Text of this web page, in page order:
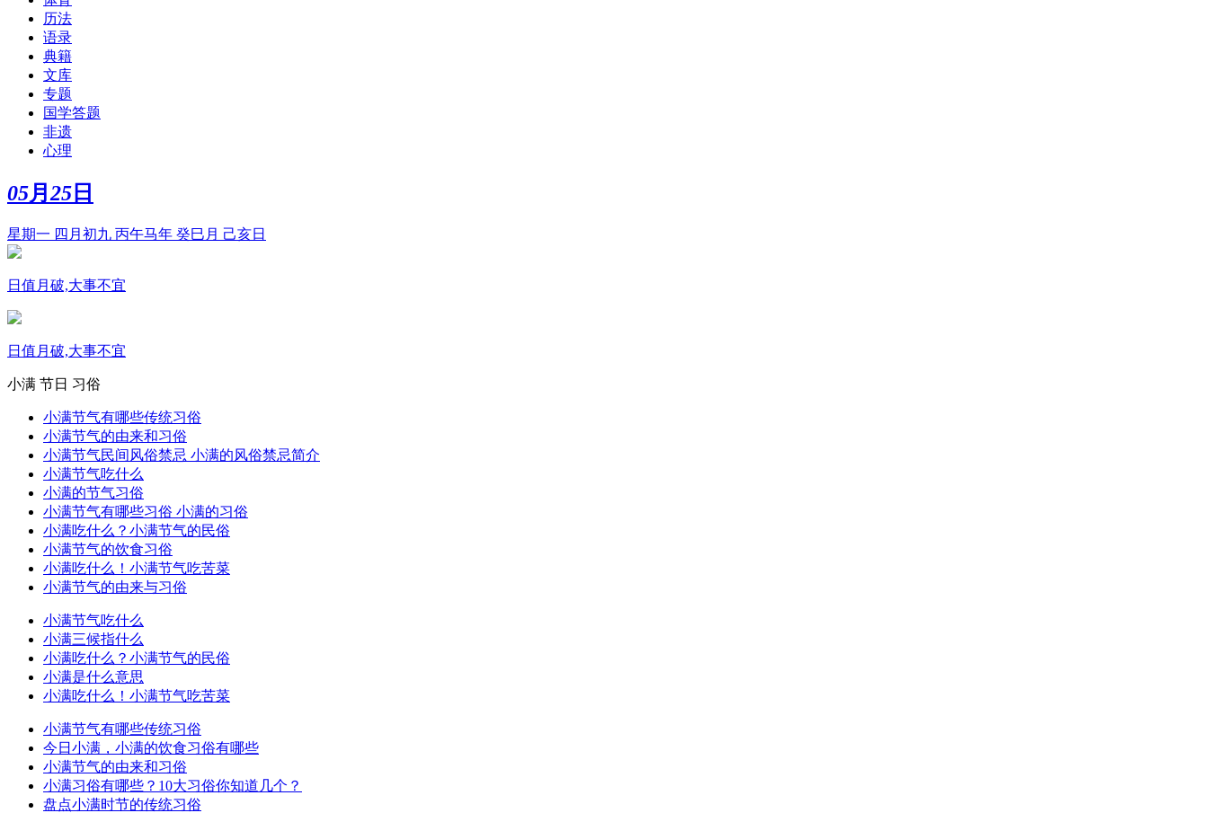
历法
语录
典籍
文库
专题
国学答题
非遗
心理
05月 25 日
星期一 四月初九 丙午马年 癸巳月 己亥日
日值月破,大事不宜
日值月破,大事不宜
小满 节日 习俗
小满节气有哪些传统习俗
小满节气的由来和习俗
小满节气民间风俗禁忌 小满的风俗禁忌简介
小满节气吃什么
小满的节气习俗
小满节气有哪些习俗 小满的习俗
小满吃什么？小满节气的民俗
小满节气的饮食习俗
小满吃什么！小满节气吃苦菜
小满节气的由来与习俗
小满节气吃什么
小满三候指什么
小满吃什么？小满节气的民俗
小满是什么意思
小满吃什么！小满节气吃苦菜
小满节气有哪些传统习俗
今日小满，小满的饮食习俗有哪些
小满节气的由来和习俗
小满习俗有哪些？10大习俗你知道几个？
盘点小满时节的传统习俗